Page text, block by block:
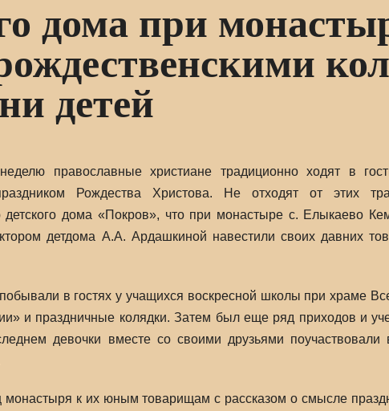
дома при
детей
православные христиане традиционно ходят в
Рождества Христова. Не отходят от этих
детского дома «Покров», что при монастыре с. Елыкаево
детдома А.А. Ардашкиной навестили своих давних
в гостях у учащихся воскресной школы при храме
и праздничные колядки. Затем был еще ряд приходов и
девочки вместе со своими друзьями поучаствовали
к их юным товарищам с рассказом о смысле